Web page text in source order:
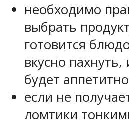
необходимо
выбрать
готовится
вкусно
будет
если не
ломтики